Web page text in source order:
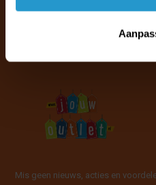
+31 (0)13 785 62 41
Mis geen nieuws, acties en